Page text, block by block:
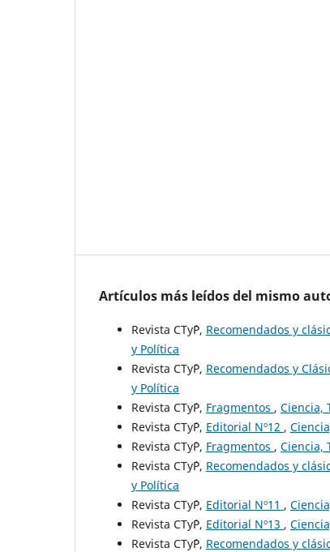
Artículos más leídos del mismo
Revista CTy´P, Recomendados y
y Política
Revista CTy´P, Recomendados y
y Política
Revista CTy´P, Fragmentos , Ciencia,
Revista CTy´P, Editorial Nº12 ,
Revista CTy´P, Fragmentos , Ciencia,
Revista CTy´P, Recomendados y
y Política
Revista CTy´P, Editorial Nº11 ,
Revista CTy´P, Editorial Nº13 ,
Revista CTy´P, Recomendados y